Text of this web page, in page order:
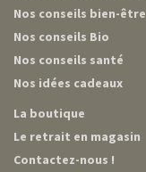
Nos conseils bien-être
Nos conseils Bio
Nos conseils santé
Nos idées cadeaux
La boutique
Le retrait en magasin
Contactez-nous !